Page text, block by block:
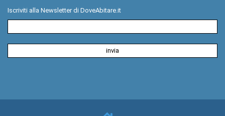
Iscriviti alla Newsletter di DoveAbitare.it